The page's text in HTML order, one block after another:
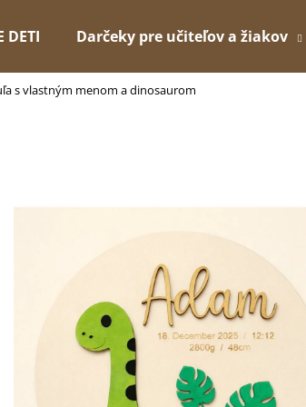
DETI Darčeky pre učiteľov a žiakov
s vlastným menom a dinosaurom
Čo potrebujete nájsť?